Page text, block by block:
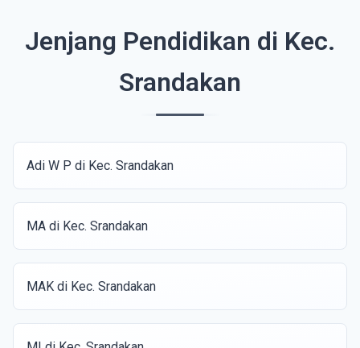
Jenjang Pendidikan di Kec.
Srandakan
Adi W P di Kec. Srandakan
MA di Kec. Srandakan
MAK di Kec. Srandakan